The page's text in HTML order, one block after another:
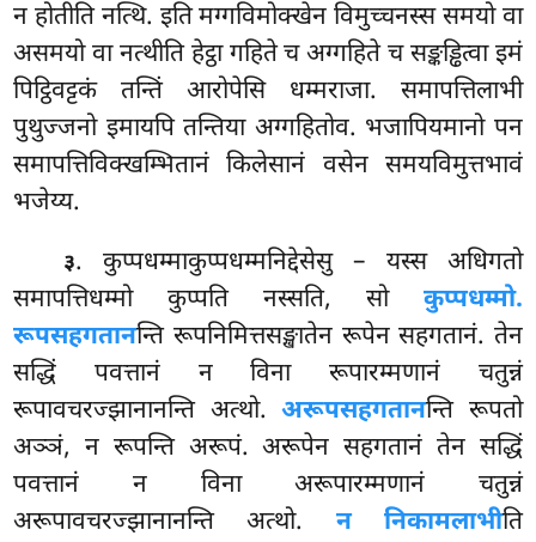
न होतीति नत्थि. इति मग्गविमोक्खेन विमुच्चनस्स समयो वा
असमयो वा नत्थीति हेट्ठा गहिते च अग्गहिते च सङ्कड्ढित्वा इमं
पिट्ठिवट्टकं तन्तिं आरोपेसि धम्मराजा. समापत्तिलाभी
पुथुज्जनो इमायपि तन्तिया अग्गहितोव. भजापियमानो पन
समापत्तिविक्खम्भितानं किलेसानं वसेन समयविमुत्तभावं
भजेय्य.
३. कुप्पधम्माकुप्पधम्मनिद्देसेसु – यस्स अधिगतो
समापत्तिधम्मो कुप्पति नस्सति, सो कुप्पधम्मो.
रूपसहगतानन्ति रूपनिमित्तसङ्खातेन रूपेन सहगतानं. तेन
सद्धिं पवत्तानं न विना रूपारम्मणानं चतुन्नं
रूपावचरज्झानानन्ति अत्थो.अरूपसहगतानन्ति रूपतो
अञ्ञं, न रूपन्ति अरूपं. अरूपेन सहगतानं तेन सद्धिं
पवत्तानं न विना अरूपारम्मणानं चतुन्नं
अरूपावचरज्झानानन्ति अत्थो. न निकामलाभीति